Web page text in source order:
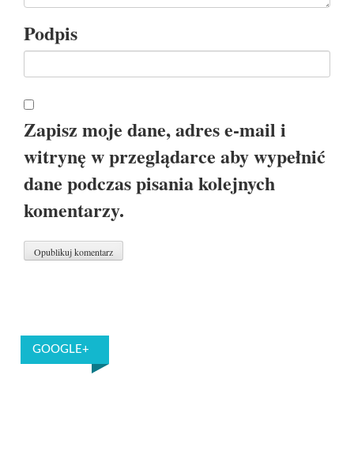
Podpis
Zapisz moje dane, adres e-mail i
witrynę w przeglądarce aby wypełnić
dane podczas pisania kolejnych
komentarzy.
GOOGLE+